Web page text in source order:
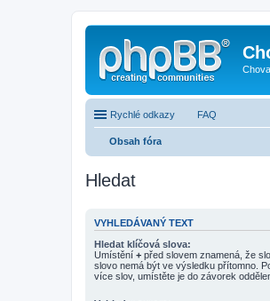
Rychlé odkazy FAQ
Obsah fóra
Hledat
VYHLEDÁVANÝ TEXT
Hledat klíčová slova:
Umístění + před slovem znamená, že
slovo nemá být ve výsledku přítomno.
více slov, umístěte je do závorek